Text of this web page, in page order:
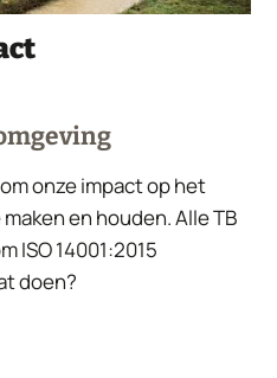
onze impact op het
en houden. Alle TB
ISO 14001:2015
doen?